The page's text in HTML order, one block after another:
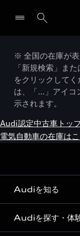
※ 全国の在庫が
「新規検索」ま
をクリックして
は、「…」アイコ
示されます。
Audi認定中古車トッ
電気自動車の在庫は
Audiを知る
Audi ブランド
Audiを探す・体